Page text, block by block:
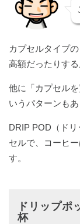
カプセルタイプ
高額だったりする
他に「カプセル
いうパターンもあ
DRIP POD（ド
セルで、コーヒ
す。
ドリップポ
杯